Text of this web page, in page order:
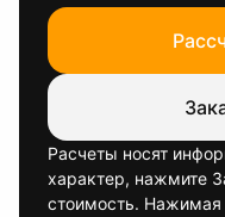
Расчеты носят
характер, нажмите
стоимость. Нажимая